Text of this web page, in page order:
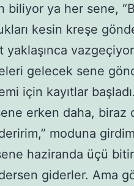
biliyor ya her sene,
kesin kreşe
yaklaşınca
gelecek sene
için kayıtlar
erken daha, biraz
moduna
haziranda üçü
giderler. Ama